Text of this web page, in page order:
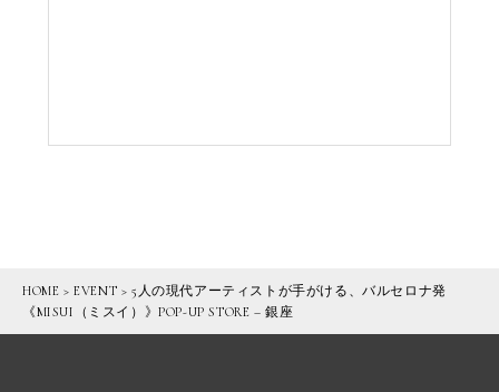
HOME >EVENT >5人の現代アーティストが手がける、バルセロナ発
《MISUI（ミスイ）》POP-UP STORE – 銀座